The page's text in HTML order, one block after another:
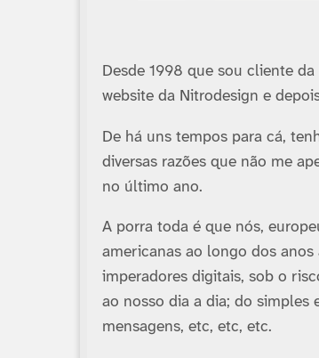
Desde 1998 que sou cliente
website da Nitrodesign e
De há uns tempos para cá,
diversas razões que não me
no último ano.
A porra toda é que nós,
americanas ao longo dos
imperadores digitais, sob o
ao nosso dia a dia; do simples
mensagens, etc, etc, etc.